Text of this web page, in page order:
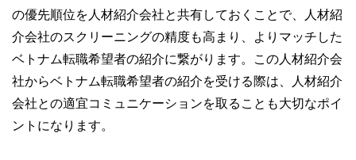
の優先順位を人材紹介会社と共有しておくことで、人材紹
介会社のスクリーニングの精度も高まり、よりマッチした
ベトナム転職希望者の紹介に繋がります。この人材紹介会
社からベトナム転職希望者の紹介を受ける際は、人材紹介
会社との適宜コミュニケーションを取ることも大切なポイ
ントになります。